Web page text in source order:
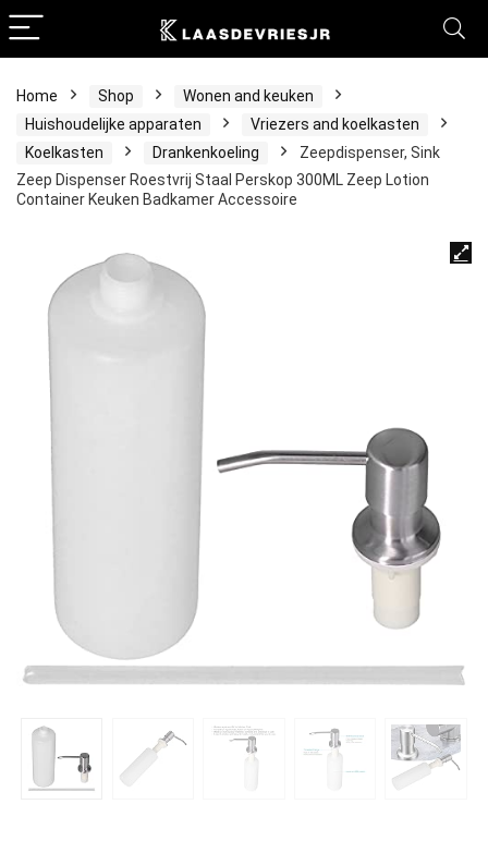
Home Shop
Wonen and keuken
Huishoudelijke apparaten
Vriezers and koelkasten
Koelkasten
Drankenkoeling
Zeepdispenser, Sink
Zeep Dispenser Roestvrij Staal Perskop 300ML Zeep Lotion
Container Keuken Badkamer Accessoire